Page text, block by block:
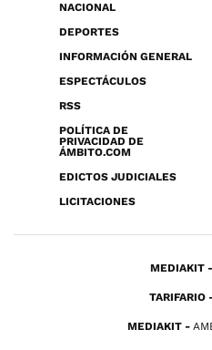
NACIONAL
DEPORTES
INFORMACIÓN GENERAL
ESPECTÁCULOS
RSS
POLÍTICA DE
PRIVACIDAD DE
ÁMBITO.COM
EDICTOS JUDICIALES
LICITACIONES
MEDIAKIT
TARIFARIO
MEDIAKIT